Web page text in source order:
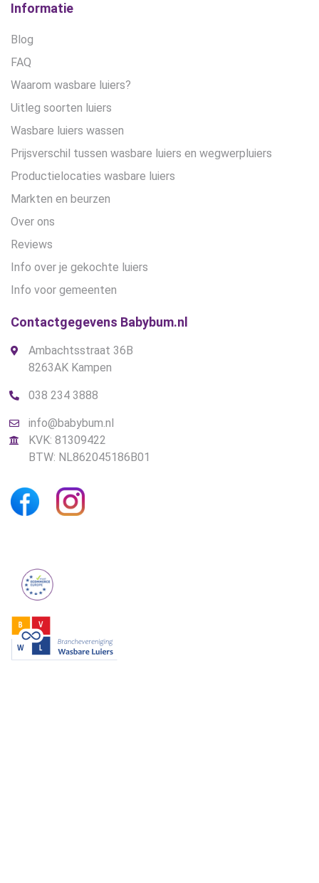
Informatie
Blog
FAQ
Waarom wasbare luiers?
Uitleg soorten luiers
Wasbare luiers wassen
Prijsverschil tussen wasbare luiers en wegwerpluiers
Productielocaties wasbare luiers
Markten en beurzen
Over ons
Reviews
Info over je gekochte luiers
Info voor gemeenten
Contactgegevens Babybum.nl
Ambachtsstraat 36B
8263AK Kampen
038 234 3888
info@babybum.nl
KVK: 81309422
BTW: NL862045186B01